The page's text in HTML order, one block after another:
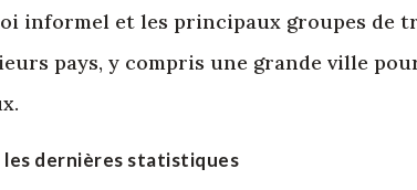
informel et les principaux groupes de
pays, y compris une grande ville
les dernières statistiques